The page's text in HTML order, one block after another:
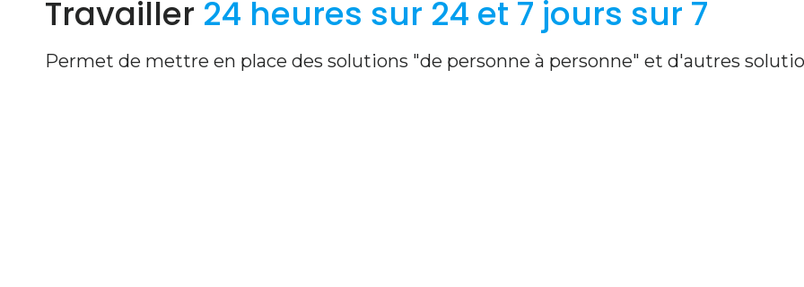
Travailler 24 heures sur 24 et 7 jours sur 7
Permet de mettre en place des solutions "de personne à personne" et d'autres